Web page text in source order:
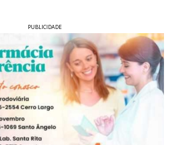
PUBLICIDADE